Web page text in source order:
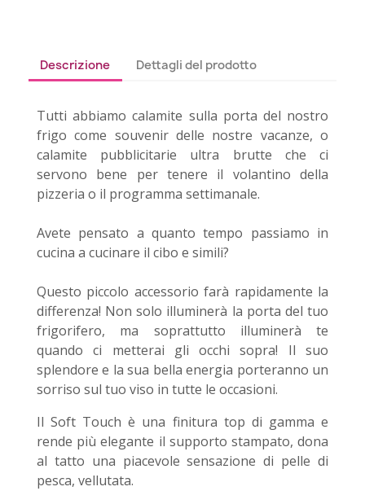
Descrizione Dettagli del prodotto
Tutti abbiamo calamite sulla porta del nostro
frigo come souvenir delle nostre vacanze, o
calamite pubblicitarie ultra brutte che ci
servono bene per tenere il volantino della
pizzeria o il programma settimanale.
Avete pensato a quanto tempo passiamo in
cucina a cucinare il cibo e simili?
Questo piccolo accessorio farà rapidamente la
differenza! Non solo illuminerà la porta del tuo
frigorifero, ma soprattutto illuminerà te
quando ci metterai gli occhi sopra! Il suo
splendore e la sua bella energia porteranno un
sorriso sul tuo viso in tutte le occasioni.
Il Soft Touch è una finitura top di gamma e
rende più elegante il supporto stampato, dona
al tatto una piacevole sensazione di pelle di
pesca, vellutata.